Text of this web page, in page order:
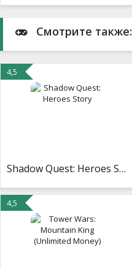
Смотрите также:
4,5
Shadow Quest: Heroes Story
4,5